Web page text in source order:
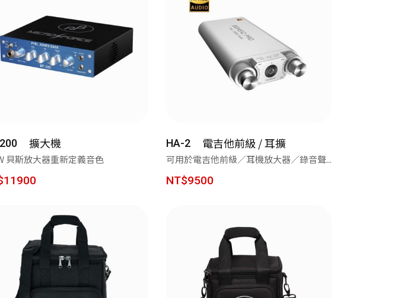
噪耳罩耳機 零壓感舒適首選
市 打造全新桌面美學❤️
訊ｘANC 主動降噪 -50dB 個人劇院帶著走
主動降噪Ｘ支援快充
的科技，帶您體驗不凡的聲音之旅
木質喇叭｜精準分頻打造層次聲效
擴大機
貝斯放大器重新定義音色
HA-2 電吉他前級 / 耳擴
可用於電吉他前級／耳機放大器／錄音聲...
NT$9500